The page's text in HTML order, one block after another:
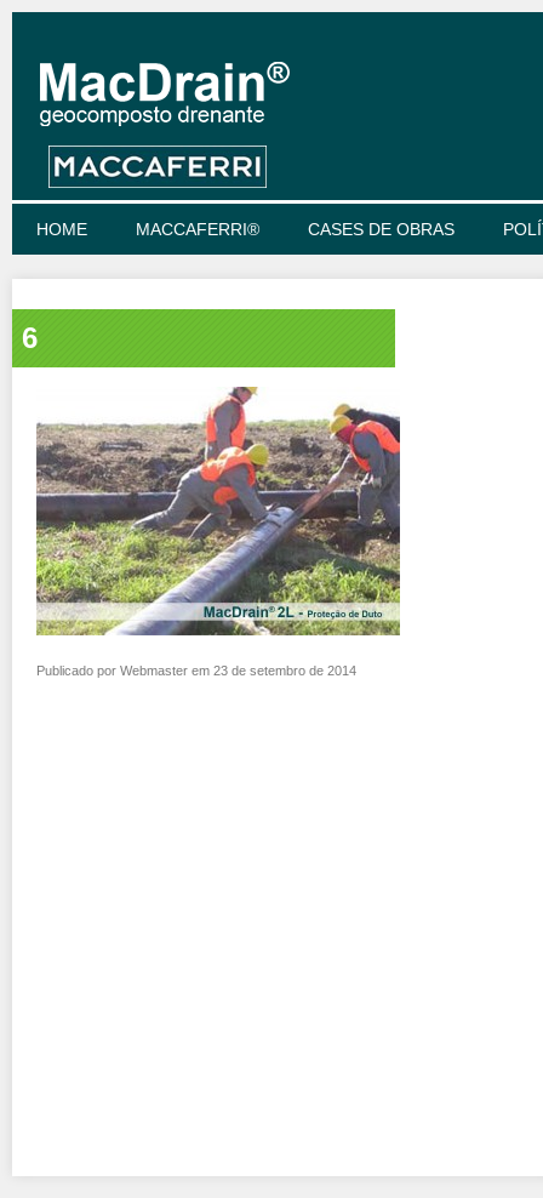
HOME MACCAFERRI® CASES DE OBRAS
6
Publicado por Webmaster em 23 de setembro de 2014